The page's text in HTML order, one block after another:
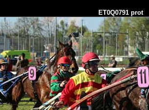
ET0Q0791 prot